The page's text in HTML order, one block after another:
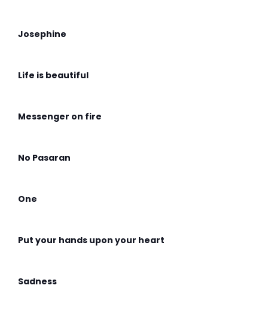
Josephine
Life is beautiful
Messenger on fire
No Pasaran
One
Put your hands upon your heart
Sadness